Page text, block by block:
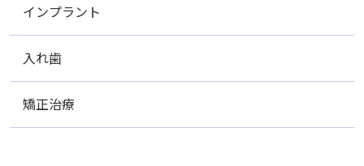
インプラント
入れ歯
矯正治療